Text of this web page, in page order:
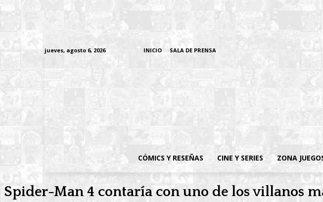
jueves, agosto 6, 2026 INICIO SALA DE PRENSA
CÓMICS Y RESEÑAS CINE Y SERIES ZONA
Spider-Man 4 contaría con uno de los villanos